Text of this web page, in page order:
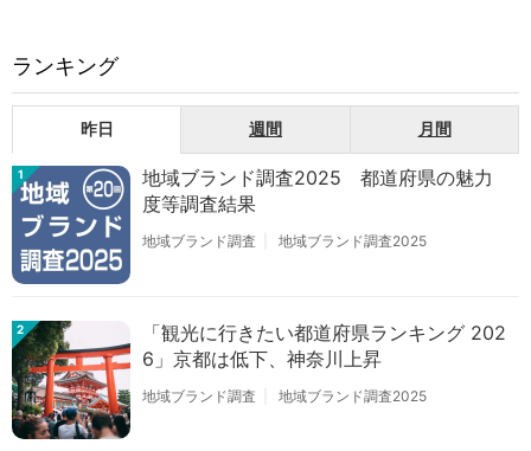
ランキング
昨日 週間 月間
1
地域ブランド調査2025 都道府県の魅力
度等調査結果
地域ブランド調査 地域ブランド調査2025
2
「観光に行きたい都道府県ランキング 202
6」京都は低下、神奈川上昇
地域ブランド調査 地域ブランド調査2025